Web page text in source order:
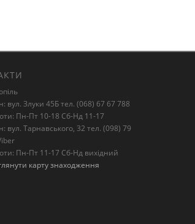
вул. Злуки 45Б тел. (068) 67 67 788
Пн-Пт 10-18 Сб-Нд 11-17
вул. Тарнавського, 32 тел. (098) 79
Пн-Пт 11-17 Сб-Нд вихідний
карту знаходження